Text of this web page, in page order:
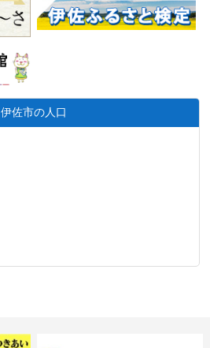
伊佐市の人口